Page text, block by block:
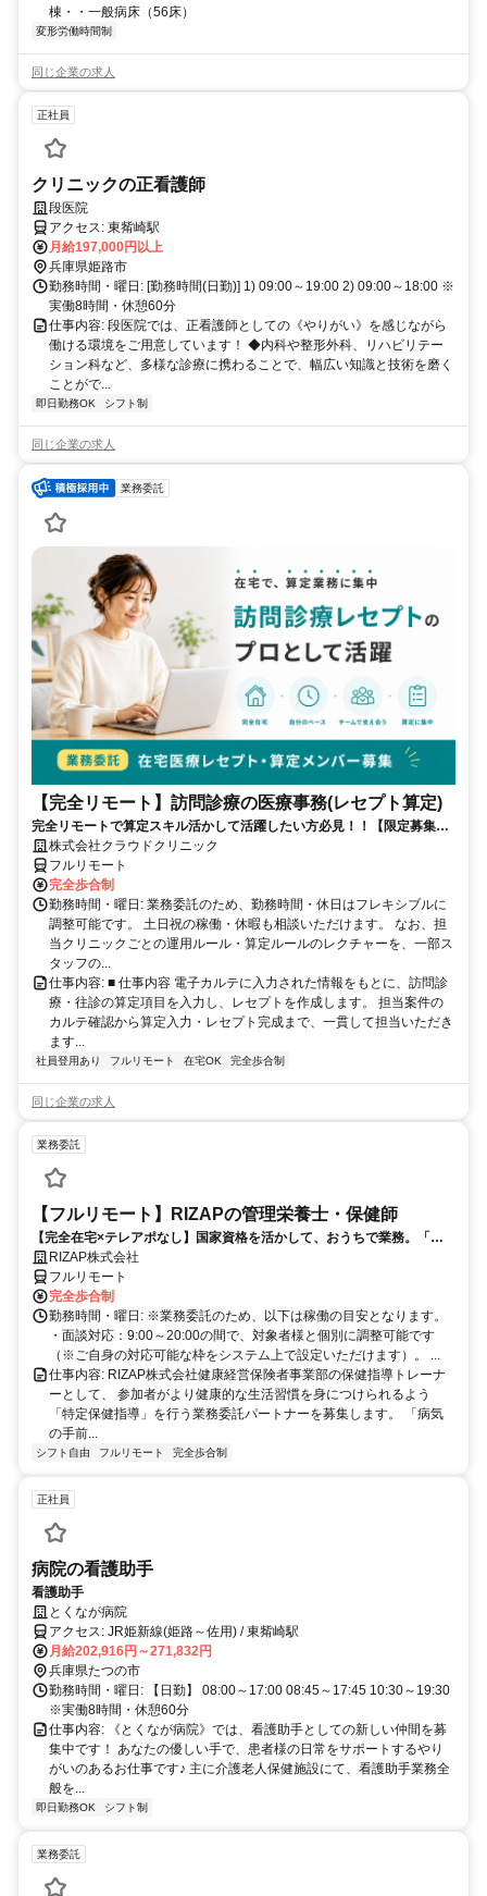
棟・・一般病床（56床）
変形労働時間制
同じ企業の求人
正社員
クリニックの正看護師
段医院
アクセス: 東觜崎駅
月給197,000円以上
兵庫県姫路市
勤務時間・曜日: [勤務時間(日勤)] 1) 09:00～19:00 2) 09:00～18:00 ※
実働8時間・休憩60分
仕事内容: 段医院では、正看護師としての《やりがい》を感じながら
働ける環境をご用意しています！ ◆内科や整形外科、リハビリテー
ション科など、多様な診療に携わることで、幅広い知識と技術を磨く
ことがで...
即日勤務OK シフト制
同じ企業の求人
業務委託
【完全リモート】訪問診療の医療事務(レセプト算定)
完全リモートで算定スキル活かして活躍したい方必見！！【限定募集】
完全リモート｜在宅医療レセプト算定（成果報酬型／業務委託）
株式会社クラウドクリニック
フルリモート
完全歩合制
勤務時間・曜日: 業務委託のため、勤務時間・休日はフレキシブルに
調整可能です。 土日祝の稼働・休暇も相談いただけます。 なお、担
当クリニックごとの運用ルール・算定ルールのレクチャーを、一部ス
タッフの...
仕事内容: ■ 仕事内容 電子カルテに入力された情報をもとに、訪問診
療・往診の算定項目を入力し、レセプトを作成します。 担当案件の
カルテ確認から算定入力・レセプト完成まで、一貫して担当いただき
ます...
社員登用あり フルリモート 在宅OK 完全歩合制
同じ企業の求人
業務委託
【フルリモート】RIZAPの管理栄養士・保健師
【完全在宅×テレアポなし】国家資格を活かして、おうちで業務。「も
う一つの安心」を。主婦・Wワーカー活躍中！「平日の日中だけ」「夕
方以降の数時間だけ」など、生活リズムに合わせた時間調整が可能で
す。1件ごとの成果報酬型だから、頑張った分だけ手応えのある収入
に。充実のサポート体制で、安心の在宅ワークを始めませんか？
RIZAP株式会社
フルリモート
完全歩合制
勤務時間・曜日: ※業務委託のため、以下は稼働の目安となります。
・面談対応：9:00～20:00の間で、対象者様と個別に調整可能です
（※ご自身の対応可能な枠をシステム上で設定いただけます）。 ...
仕事内容: RIZAP株式会社健康経営保険者事業部の保健指導トレーナ
ーとして、 参加者がより健康的な生活習慣を身につけられるよう
「特定保健指導」を行う業務委託パートナーを募集します。 「病気
の手前...
シフト自由 フルリモート 完全歩合制
正社員
病院の看護助手
看護助手
とくなが病院
アクセス: JR姫新線(姫路～佐用) / 東觜崎駅
月給202,916円～271,832円
兵庫県たつの市
勤務時間・曜日: 【日勤】 08:00～17:00 08:45～17:45 10:30～19:30
※実働8時間・休憩60分
仕事内容: 《とくなが病院》では、看護助手としての新しい仲間を募
集中です！ あなたの優しい手で、患者様の日常をサポートするやり
がいのあるお仕事です♪ 主に介護老人保健施設にて、看護助手業務全
般を...
即日勤務OK シフト制
業務委託